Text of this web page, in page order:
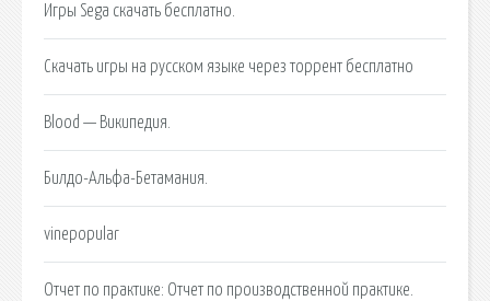
Игры Sega скачать бесплатно.
Скачать игры на русском языке через торрент бесплатно
Blood — Википедия.
Билдо-Альфа-Бетамания.
vinepopular
Отчет по практике: Отчет по производственной практике.